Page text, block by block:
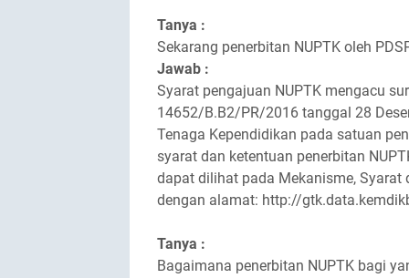
Tanya :
Sekarang penerbitan NUPTK oleh
Jawab :
Syarat pengajuan NUPTK mengacu
14652/B.B2/PR/2016 tanggal 28
Tenaga Kependidikan pada satuan
syarat dan ketentuan penerbitan
dapat dilihat pada Mekanisme, Syarat
dengan alamat: http://
Tanya :
Bagaimana penerbitan NUPTK bagi